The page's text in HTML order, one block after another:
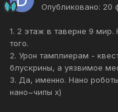
Опубликовано: 20
1. 2 этаж в таверне 9 мир.
того.
2. Урон тамплиерам -
блускрины, а уязвимое
3. Да, именно. Нано
нано~чипы x)